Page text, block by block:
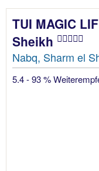
TUI MAGIC
Sheikh
Nabq, Sharm el
5.4 - 93 %